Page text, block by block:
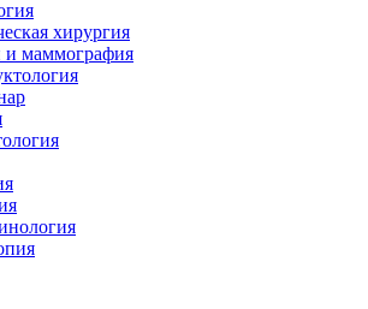
хирургия
и маммография